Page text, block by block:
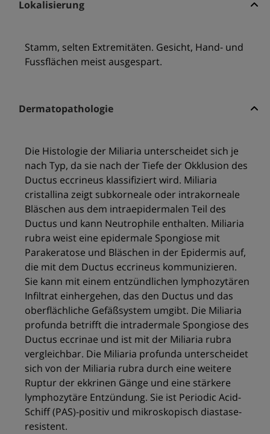
Lokalisierung
Stamm, selten Extremitäten. Gesicht, Hand- und
Fussflächen meist ausgespart.
Dermatopathologie
Die Histologie der Miliaria unterscheidet sich je
nach Typ, da sie nach der Tiefe der Okklusion des
Ductus eccrineus klassifiziert wird. Miliaria
cristallina zeigt subkorneale oder intrakorneale
Bläschen aus dem intraepidermalen Teil des
Ductus und kann Neutrophile enthalten. Miliaria
rubra weist eine epidermale Spongiose mit
Parakeratose und Bläschen in der Epidermis auf,
die mit dem Ductus eccrineus kommunizieren.
Sie kann mit einem entzündlichen lymphozytären
Infiltrat einhergehen, das den Ductus und das
oberflächliche Gefäßsystem umgibt. Die Miliaria
profunda betrifft die intradermale Spongiose des
Ductus eccrinae und ist mit der Miliaria rubra
vergleichbar. Die Miliaria profunda unterscheidet
sich von der Miliaria rubra durch eine weitere
Ruptur der ekkrinen Gänge und eine stärkere
lymphozytäre Entzündung. Sie ist Periodic Acid-
Schiff (PAS)-positiv und mikroskopisch diastase-
resistent.